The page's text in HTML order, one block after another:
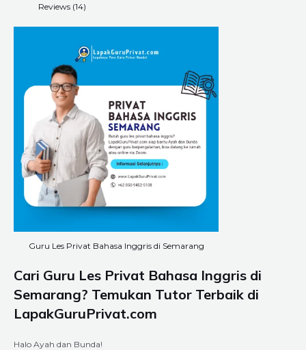
Reviews (14)
Guru Les Privat Bahasa Inggris di Semarang
Cari Guru Les Privat Bahasa Inggris di
Semarang? Temukan Tutor Terbaik di
LapakGuruPrivat.com
Halo Ayah dan Bunda!